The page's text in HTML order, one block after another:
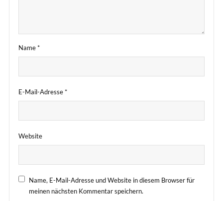
Name*
E-Mail-Adresse*
Website
Name, E-Mail-Adresse und Website in diesem Browser für
meinen nächsten Kommentar speichern.